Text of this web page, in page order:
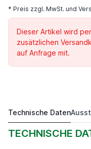
* Preis zzgl. MwSt. und
Dieser Artikel wird
zusätzlichen
auf Anfrage mit.
AKM 500/3200
Preis auf
Technische Daten
TECHNISCHE